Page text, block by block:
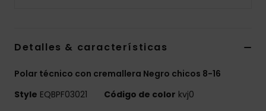
Detalles & características
Polar técnico con cremallera Negro chicos 8-16
Style EQBPF03021 Código de color kvj0